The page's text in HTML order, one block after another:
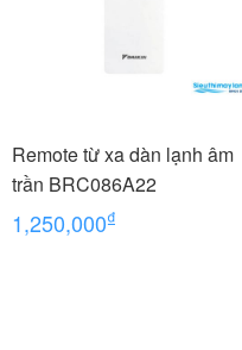
Remote từ xa dàn lạnh âm
trần BRC086A22
1,250,000₫